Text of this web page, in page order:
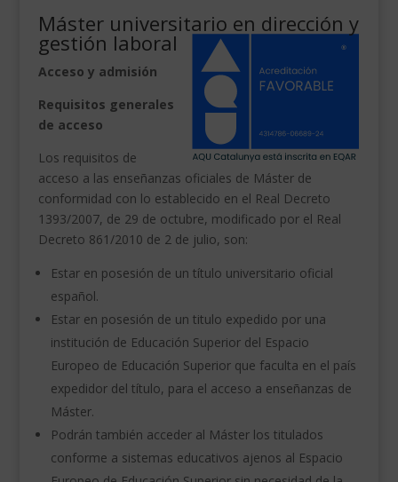
Máster universitario en dirección y
gestión laboral
Acceso y admisión
Requisitos generales
de acceso
Los requisitos de
acceso a las enseñanzas oficiales de Máster de
conformidad con lo establecido en el Real Decreto
1393/2007, de 29 de octubre, modificado por el Real
Decreto 861/2010 de 2 de julio, son:
Estar en posesión de un título universitario oficial
español.
Estar en posesión de un titulo expedido por una
institución de Educación Superior del Espacio
Europeo de Educación Superior que faculta en el país
expedidor del título, para el acceso a enseñanzas de
Máster.
Podrán también acceder al Máster los titulados
conforme a sistemas educativos ajenos al Espacio